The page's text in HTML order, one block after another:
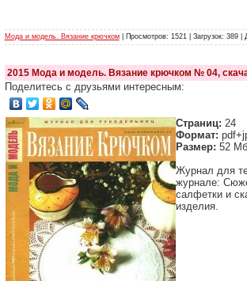
Мода и модель. Вязание крючком| Просмотров: 1521 | Загрузок: 389 |
2015 Мода и модель. Вязание крючком № 04,
Поделитесь с друзьями интересным:
Страниц: 24
Формат:
Размер: 52 Мб
Журнал для
журнале:
салфетки и
изделия.